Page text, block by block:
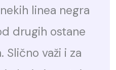
linea negra
drugih ostane
važi i za